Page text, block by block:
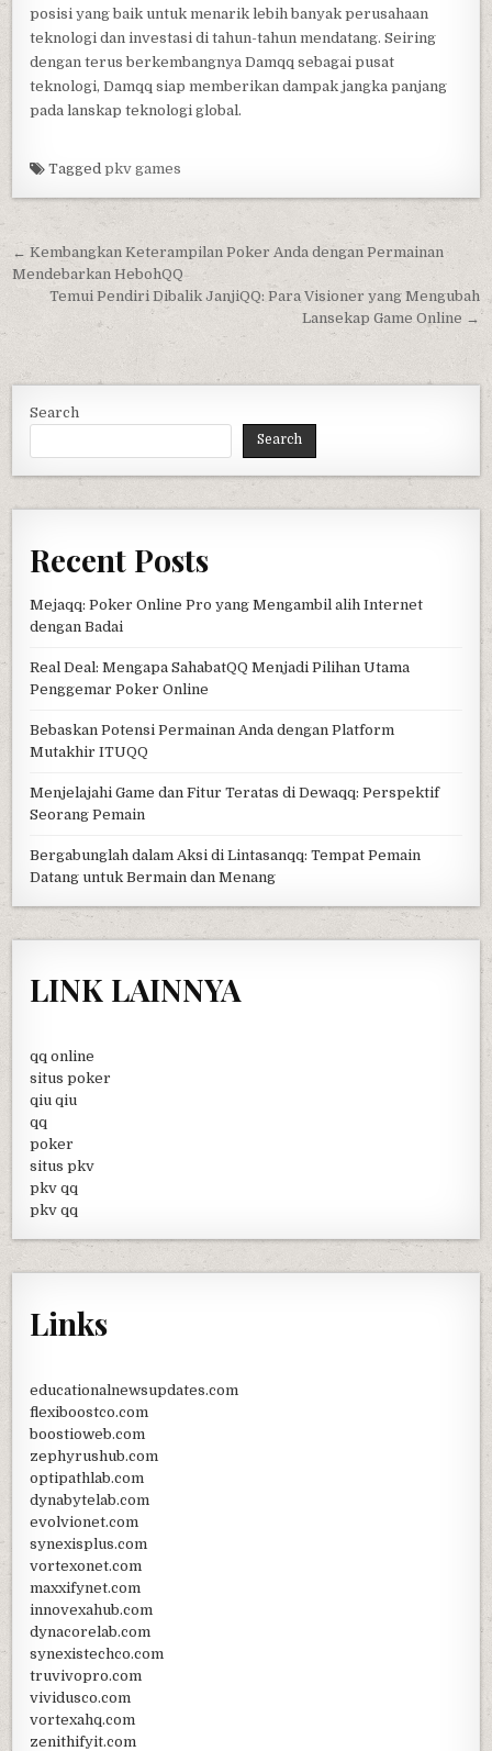
posisi yang baik untuk menarik lebih banyak perusahaan
teknologi dan investasi di tahun-tahun mendatang. Seiring
dengan terus berkembangnya Damqq sebagai pusat
teknologi, Damqq siap memberikan dampak jangka panjang
pada lanskap teknologi global.
Taggedpkv games
Post
navigation
← Kembangkan Keterampilan Poker Anda dengan Permainan
Mendebarkan HebohQQ
Temui Pendiri Dibalik JanjiQQ: Para Visioner yang Mengubah
Lansekap Game Online →
Search
Search
Recent Posts
Mejaqq: Poker Online Pro yang Mengambil alih Internet
dengan Badai
Real Deal: Mengapa SahabatQQ Menjadi Pilihan Utama
Penggemar Poker Online
Bebaskan Potensi Permainan Anda dengan Platform
Mutakhir ITUQQ
Menjelajahi Game dan Fitur Teratas di Dewaqq: Perspektif
Seorang Pemain
Bergabunglah dalam Aksi di Lintasanqq: Tempat Pemain
Datang untuk Bermain dan Menang
LINK LAINNYA
qq online
situs poker
qiu qiu
qq
poker
situs pkv
pkv qq
pkv qq
Links
educationalnewsupdates.com
flexiboostco.com
boostioweb.com
zephyrushub.com
optipathlab.com
dynabytelab.com
evolvionet.com
synexisplus.com
vortexonet.com
maxxifynet.com
innovexahub.com
dynacorelab.com
synexistechco.com
truvivopro.com
vividusco.com
vortexahq.com
zenithifyit.com